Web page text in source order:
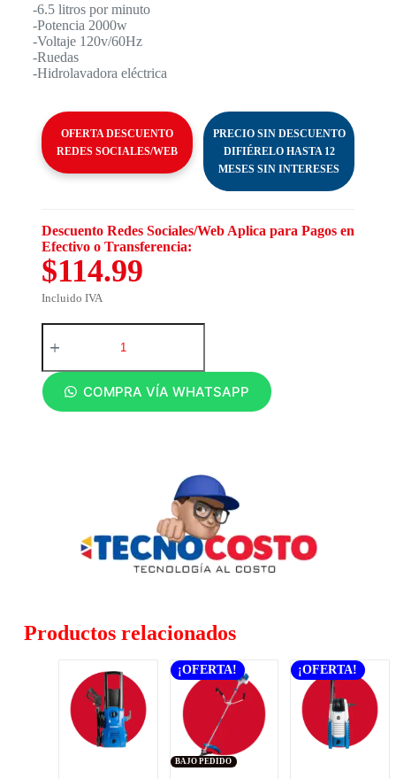
-6.5 litros por minuto
-Potencia 2000w
-Voltaje 120v/60Hz
-Ruedas
-Hidrolavadora eléctrica
OFERTA DESCUENTO
REDES SOCIALES/WEB
PRECIO SIN DESCUENTO
DIFIÉRELO HASTA 12
MESES SIN INTERESES
Descuento Redes Sociales/Web Aplica para Pagos en
Efectivo o Transferencia:
$114.99
Incluido IVA
COMPRA VÍA WHATSAPP
Productos relacionados
BAJO PEDIDO
¡OFERTA! ¡OFERTA!